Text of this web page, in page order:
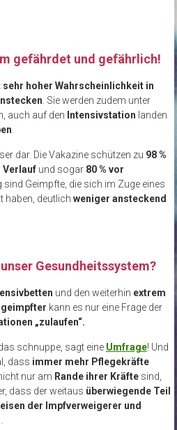
gefährdet und gefährlich!
hoher Wahrscheinlichkeit in
. Sie werden zudem unter
auch auf den Intensivstation landen
.
dar. Die Vakazine schützen zu 98 %
Verlaufund sogar 80 % vor
sind Geimpfte, die sich im Zuge eines
haben, deutlich weniger ansteckend
Gesundheitssystem?
und den weiterhin extrem
kann es nur eine Frage der
„zulaufen“.
schnuppe, sagt eine Umfrage! Und
dass immer mehr Pflegekräfte
nur am Rande ihrer Kräftesind,
dass der weitaus überwiegende Teil
der Impfverweigerer und